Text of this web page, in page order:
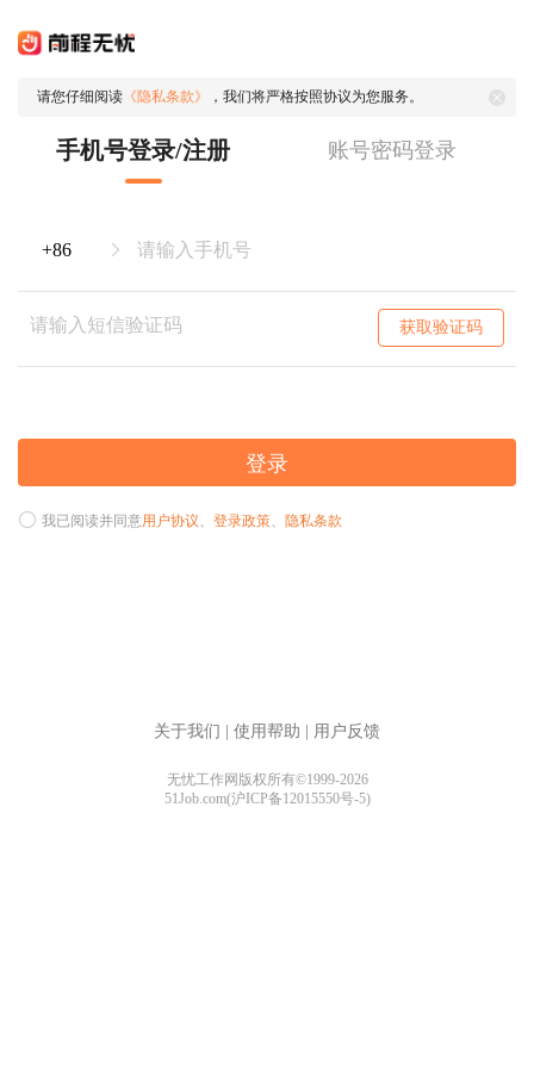
请您仔细阅读 《隐私条款》 ，我们将严格按照协议为您服务。
手机号登录/注册 账号密码登录
获取验证码
登录
我已阅读并同意用户协议、 登录政策、 隐私条款
关于我们 使用帮助 用户反馈
无忧工作网版权所有©1999-2026
51Job.com(沪ICP备12015550号-5)